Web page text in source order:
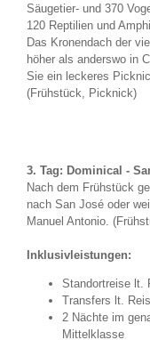
Säugetier- und 370
120 Reptilien und
Das Kronendach der
höher als anderswo in
Sie ein leckeres
(Frühstück, Picknick)
3. Tag: Dominical -
Nach dem Frühstück
nach San José oder
Manuel Antonio.
Inklusivleistungen:
Standortreise lt.
Transfers lt.
2 Nächte im
Mittelklasse